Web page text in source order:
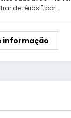
de férias!", por…
informação